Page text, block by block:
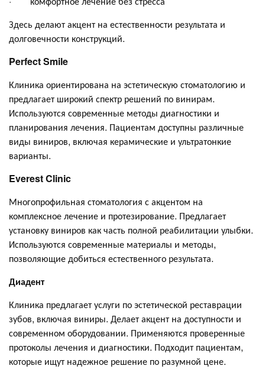
Здесь делают акцент на естественности результата и
долговечности конструкций.
Perfect Smile
Клиника ориентирована на эстетическую стоматологию и
предлагает широкий спектр решений по винирам.
Используются современные методы диагностики и
планирования лечения. Пациентам доступны различные
виды виниров, включая керамические и ультратонкие
варианты.
Everest Clinic
Многопрофильная стоматология с акцентом на
комплексное лечение и протезирование. Предлагает
установку виниров как часть полной реабилитации улыбки.
Используются современные материалы и методы,
позволяющие добиться естественного результата.
Диадент
Клиника предлагает услуги по эстетической реставрации
зубов, включая виниры. Делает акцент на доступности и
современном оборудовании. Применяются проверенные
протоколы лечения и диагностики. Подходит пациентам,
которые ищут надежное решение по разумной цене.